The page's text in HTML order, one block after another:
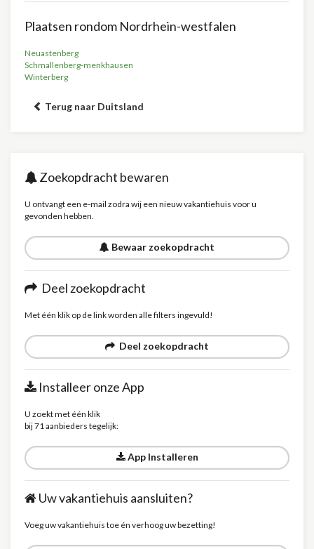
Plaatsen rondom Nordrhein-westfalen
Neuastenberg
Schmallenberg-menkhausen
Winterberg
Terug naar Duitsland
Zoekopdracht bewaren
U ontvangt een e-mail zodra wij een nieuw vakantiehuis voor u
gevonden hebben.
Bewaar zoekopdracht
Deel zoekopdracht
Met één klik op de link worden alle filters ingevuld!
Deel zoekopdracht
Installeer onze App
U zoekt met één klik
bij 71 aanbieders tegelijk:
App Installeren
Uw vakantiehuis aansluiten?
Voeg uw vakantiehuis toe én verhoog uw bezetting!